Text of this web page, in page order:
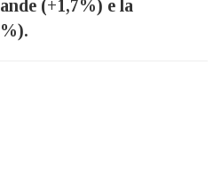
(+1,7%) e la